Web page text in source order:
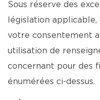
Sous réserve des
législation
votre consentement
utilisation de
concernant pour des
énumérées ci-dessus.